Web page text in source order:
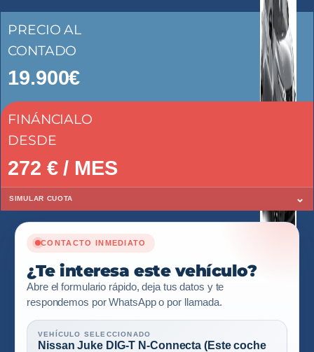
PRECIO AL
CONTADO
19.900€
FINÁNCIALO
DESDE
272 € / MES
SIMULAR CUOTA ⌄
CONTACTO INMEDIATO
¿Te interesa este vehículo?
Abre el formulario rápido, deja tus datos y te
respondemos por WhatsApp o por llamada.
VEHÍCULO SELECCIONADO
Nissan Juke DIG-T N-Connecta (Este coche